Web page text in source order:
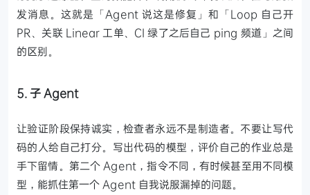
发消息。这就是「Agent 说这是修复」和「Loop 自己开
PR、关联 Linear 工单、CI 绿了之后自己 ping 频道」之间
的区别。
5. 子 Agent
让验证阶段保持诚实，检查者永远不是制造者。不要让写代
码的人给自己打分。写出代码的模型，评价自己的作业总是
手下留情。第二个 Agent，指令不同，有时候甚至用不同模
型，能抓住第一个 Agent 自我说服漏掉的问题。